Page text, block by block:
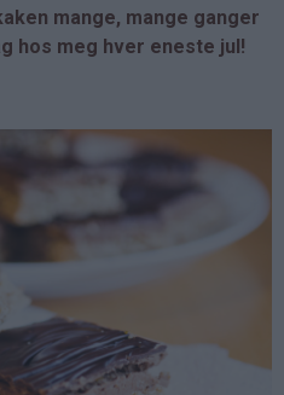
mange, mange ganger
hos meg hver eneste jul!